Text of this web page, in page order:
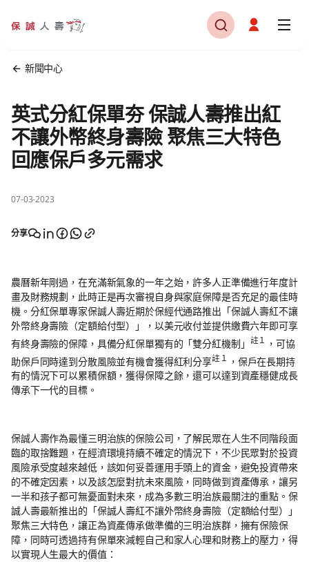
新聞中心
英式分紅保單夯 保誠人壽推出紅
不讓外幣終身壽險 聚焦三大特色
回應保戶多元需求
07-03-2023
分享
農曆新年剛過，在充滿新氣象的一年之始，許多人正準備進行年度計
畫及財務規劃，此時正是再次審視自身與家庭保障是否充足的最佳時
機。分紅保單專家保誠人壽近期於保經代通路推出「保誠人壽紅不讓
外幣終身壽險（定額給付型）」，以美元收付並提供繳費六年即可享
有終身壽險的保障，具備分紅保單獨有的「雙分紅機制」 註１ ，可協
助保戶同時達到分散風險並有機會獲得紅利分享註１
，保戶在長期持
有的情況下可以累積保額，獲得保障之餘，還可以達到資產穩健成長
傳承下一代的目標。
保誠人壽作為最懂三明治族的保險公司，了解民眾在人生不同階段面
臨的取捨難題，在經濟環境持續不確定的情況下，不少民眾對於投資
風險承受度越來越低，該如何妥善運用手頭上的資金，避免投資帶來
的不確定因素，以及該怎麼對抗未來風險，同時做到資產傳承，讓另
一半和孩子都可無憂面對未來，成為多數三明治族最關注的重點。保
誠人壽最新推出的「保誠人壽紅不讓外幣終身壽險（定額給付型）」
聚焦三大特色，讓正為資產傳承做準備的三明治族群，擁有保險保
障，同時可透過持有保單來減輕自己和家人心理和財務上的壓力，得
以實現人生最大的價值：